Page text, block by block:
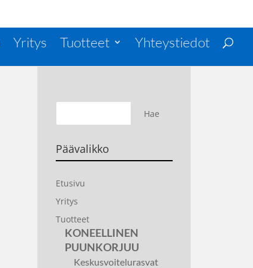
Yritys Tuotteet Yhteystiedot
Päävalikko
Etusivu
Yritys
Tuotteet
KONEELLINEN
PUUNKORJUU
Keskusvoitelurasvat